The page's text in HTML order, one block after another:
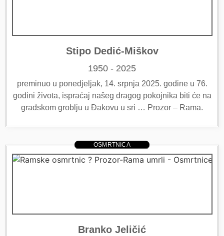
Stipo Dedić-Miškov
1950 - 2025
preminuo u ponedjeljak, 14. srpnja 2025. godine u 76.
godini života, ispraćaj našeg dragog pokojnika biti će na
gradskom groblju u Đakovu u sri … Prozor – Rama.
OSMRTNICA
Branko Jeličić